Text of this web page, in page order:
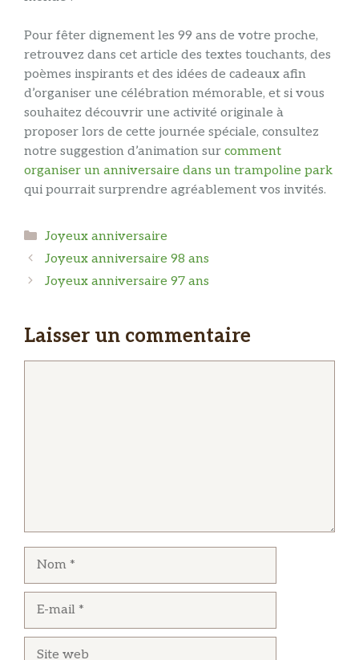
Pour fêter dignement les 99 ans de votre proche,
retrouvez dans cet article des textes touchants, des
poèmes inspirants et des idées de cadeaux afin
d’organiser une célébration mémorable, et si vous
souhaitez découvrir une activité originale à
proposer lors de cette journée spéciale, consultez
notre suggestion d’animation sur comment
organiser un anniversaire dans un trampoline park
qui pourrait surprendre agréablement vos invités.
Catégories
Joyeux anniversaire
Joyeux anniversaire 98 ans
Joyeux anniversaire 97 ans
Laisser un commentaire